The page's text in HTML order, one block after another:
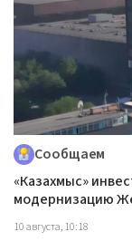
Сообщаем
«Казахмыс»
модернизацию
10 августа, 10:18